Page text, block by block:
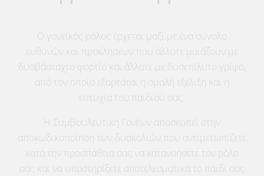
Ο γονεϊκός ρόλος έρχεται μαζί με ένα σύνολο
ευθυνών και προκλήσεων που άλλοτε μοιάζουν με
δυσβάσταχτο φορτίο και άλλοτε με δυσεπίλυτο γρίφο,
από τον οποίο εξαρτάται η ομαλή εξέλιξη και η
ευτυχία του παιδιού σας.
Η Συμβουλευτική Γονέων αποσκοπεί στην
αποκωδικοποίηση των δυσκολιών που αντιμετωπίζετε
κατά την προσπάθειά σας να κατανοήσετε τον ρόλο
σας και να υποστηρίξετε αποτελεσματικά το παιδί σας